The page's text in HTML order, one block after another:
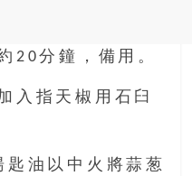
20分鐘，備用。
入指天椒用石臼
油以中火將蒜葱